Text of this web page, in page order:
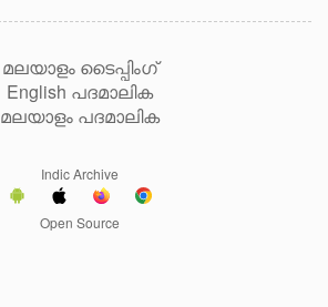
മലയാളം ടൈപ്പിംഗ്
English പദമാലിക
മലയാളം പദമാലിക
Indic Archive
Open Source